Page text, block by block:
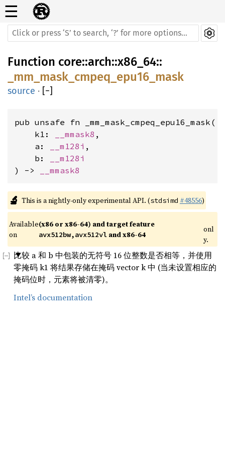
☰
Function core::arch::x86_64::
_mm_mask_cmpeq_epu16_mask
source · [−]
pub unsafe fn _mm_mask_cmpeq_epu16_mask(
    k1:
__mmask8 ,
    a:
__m128i ,
    b:
__m128i
) ->
__mmask8
🔬 This is a nightly-only experimental API. (stdsimd #48556)
Available
on
avx512bw,avx512vl and x86-64
onl
y.
比较 a 和 b 中包装的无符号 16 位整数是否相等，并使用
零掩码 k1 将结果存储在掩码 vector k 中 (当未设置相应的
掩码位时，元素将被清零)。
Intel’s documentation